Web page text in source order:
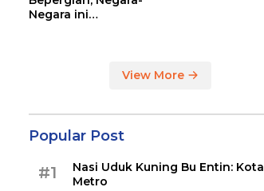
Negara ini
View More
Popular Post
#1
Nasi Uduk Kuning Bu Entin: Kota
Metro